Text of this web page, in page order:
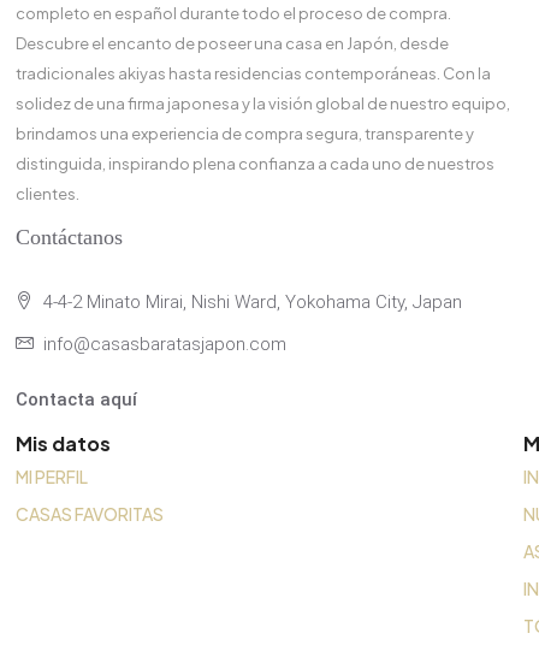
completo en español durante todo el proceso de compra.
Descubre el encanto de poseer una casa en Japón, desde
tradicionales akiyas hasta residencias contemporáneas. Con la
solidez de una firma japonesa y la visión global de nuestro equipo,
brindamos una experiencia de compra segura, transparente y
distinguida, inspirando plena confianza a cada uno de nuestros
clientes.
Contáctanos
4-4-2 Minato Mirai, Nishi Ward, Yokohama City, Japan
info@casasbaratasjapon.com
Contacta aquí
Mis datos
MI PERFIL
CASAS FAVORITAS